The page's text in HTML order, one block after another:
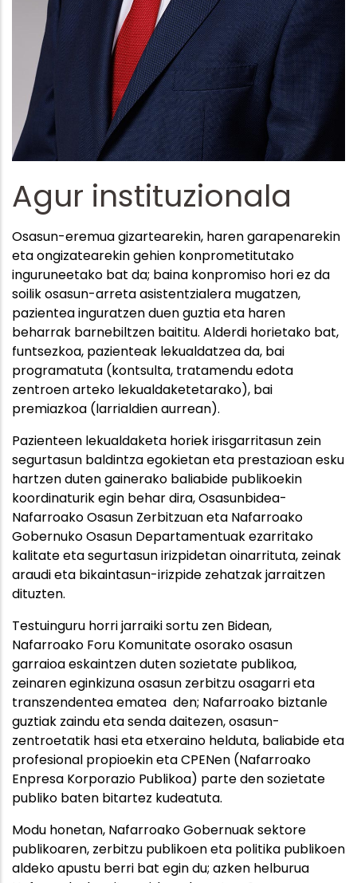
Agur instituzionala
Osasun-eremua gizartearekin, haren garapenarekin
eta ongizatearekin gehien konprometitutako
inguruneetako bat da; baina konpromiso hori ez da
soilik osasun-arreta asistentzialera mugatzen,
pazientea inguratzen duen guztia eta haren
beharrak barnebiltzen baititu. Alderdi horietako bat,
funtsezkoa, pazienteak lekualdatzea da, bai
programatuta (kontsulta, tratamendu edota
zentroen arteko lekualdaketetarako), bai
premiazkoa (larrialdien aurrean).
Pazienteen lekualdaketa horiek irisgarritasun zein
segurtasun baldintza egokietan eta prestazioan esku
hartzen duten gainerako baliabide publikoekin
koordinaturik egin behar dira, Osasunbidea-
Nafarroako Osasun Zerbitzuan eta Nafarroako
Gobernuko Osasun Departamentuak ezarritako
kalitate eta segurtasun irizpidetan oinarrituta, zeinak
araudi eta bikaintasun-irizpide zehatzak jarraitzen
dituzten.
Testuinguru horri jarraiki sortu zen Bidean,
Nafarroako Foru Komunitate osorako osasun
garraioa eskaintzen duten sozietate publikoa,
zeinaren eginkizuna osasun zerbitzu osagarri eta
transzendentea ematea den; Nafarroako biztanle
guztiak zaindu eta senda daitezen, osasun-
zentroetatik hasi eta etxeraino helduta, baliabide eta
profesional propioekin eta CPENen (Nafarroako
Enpresa Korporazio Publikoa) parte den sozietate
publiko baten bitartez kudeatuta.
Modu honetan, Nafarroako Gobernuak sektore
publikoaren, zerbitzu publikoen eta politika publikoen
aldeko apustu berri bat egin du; azken helburua